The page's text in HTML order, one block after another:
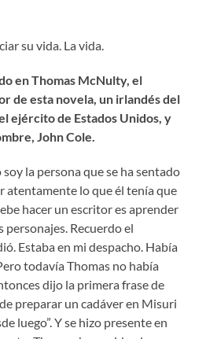
su vida. La vida.
en Thomas McNulty, el
de esta novela, un irlandés del
ejército de Estados Unidos, y
John Cole.
la persona que se ha sentado
atentamente lo que él tenía que
hacer un escritor es aprender
personajes. Recuerdo el
Estaba en mi despacho. Había
todavía Thomas no había
dijo la primera frase de
preparar un cadáver en Misuri
luego”. Y se hizo presente en